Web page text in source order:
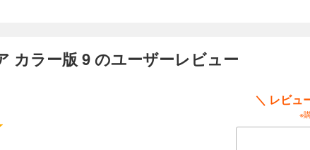
フルカラー版！】夏休み終了！ 後期の授業が始まるよー！ 先生たちが言っ
ン）」ってなんだろね？ 職場体験とは違うのかな？ それに、すごそうな先輩
カラー版 9 のユーザーレビュー
＼ レビュ
※